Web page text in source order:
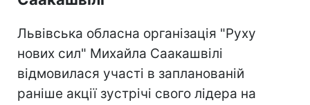
Львівська обласна організація "Руху
нових сил" Михайла Саакашвілі
відмовилася участі в запланованій
раніше акції зустрічі свого лідера на